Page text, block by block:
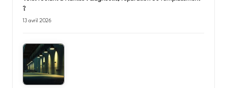
?
13 avril 2026